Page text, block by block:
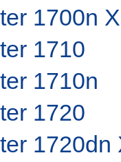
1700n
1710
1710n
1720
1720dn